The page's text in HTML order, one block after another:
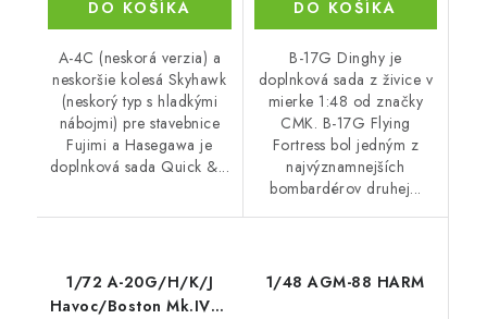
DO KOŠÍKA
A-4C (neskorá verzia) a
neskoršie kolesá Skyhawk
(neskorý typ s hladkými
nábojmi) pre stavebnice
Fujimi a Hasegawa je
doplnková sada Quick &...
DO KOŠÍKA
B-17G Dinghy je
doplnková sada z živice v
mierke 1:48 od značky
CMK. B-17G Flying
Fortress bol jedným z
najvýznamnejších
bombardérov druhej...
1/72 A-20G/H/K/J
Havoc/Boston Mk.IV/V
1/48 AGM-88 HARM